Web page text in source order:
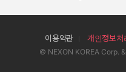
이용약관 개인정보처
© NEXON KOREA Corp.